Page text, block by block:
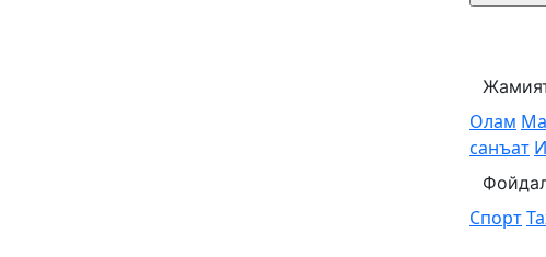
Олам
санъат
Спорт